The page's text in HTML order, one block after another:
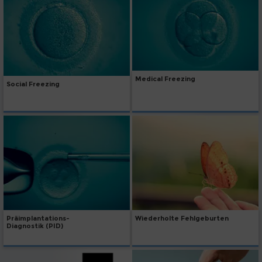
Social Freezing
Medical Freezing
Präimplantations-
Diagnostik (PID)
Wiederholte Fehlgeburten